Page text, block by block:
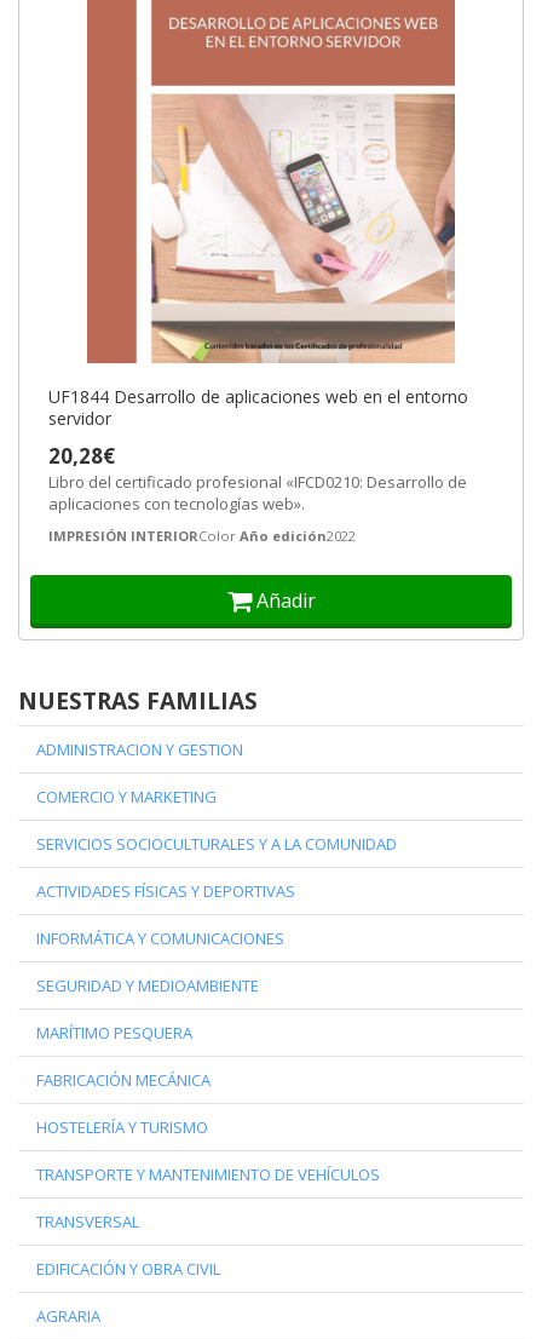
UF1844 Desarrollo de aplicaciones web en el entorno
servidor
20,28€
Libro del certificado profesional «IFCD0210: Desarrollo de
aplicaciones con tecnologías web».
IMPRESIÓN INTERIORColor Año edición2022
Añadir
NUESTRAS FAMILIAS
ADMINISTRACION Y GESTION
COMERCIO Y MARKETING
SERVICIOS SOCIOCULTURALES Y A LA COMUNIDAD
ACTIVIDADES FÍSICAS Y DEPORTIVAS
INFORMÁTICA Y COMUNICACIONES
SEGURIDAD Y MEDIOAMBIENTE
MARÍTIMO PESQUERA
FABRICACIÓN MECÁNICA
HOSTELERÍA Y TURISMO
TRANSPORTE Y MANTENIMIENTO DE VEHÍCULOS
TRANSVERSAL
EDIFICACIÓN Y OBRA CIVIL
AGRARIA